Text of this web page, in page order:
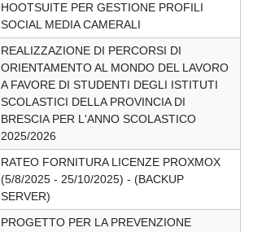
HOOTSUITE PER GESTIONE PROFILI
SOCIAL MEDIA CAMERALI
REALIZZAZIONE DI PERCORSI DI
ORIENTAMENTO AL MONDO DEL LAVORO
A FAVORE DI STUDENTI DEGLI ISTITUTI
SCOLASTICI DELLA PROVINCIA DI
BRESCIA PER L'ANNO SCOLASTICO
2025/2026
RATEO FORNITURA LICENZE PROXMOX
(5/8/2025 - 25/10/2025) - (BACKUP
SERVER)
PROGETTO PER LA PREVENZIONE